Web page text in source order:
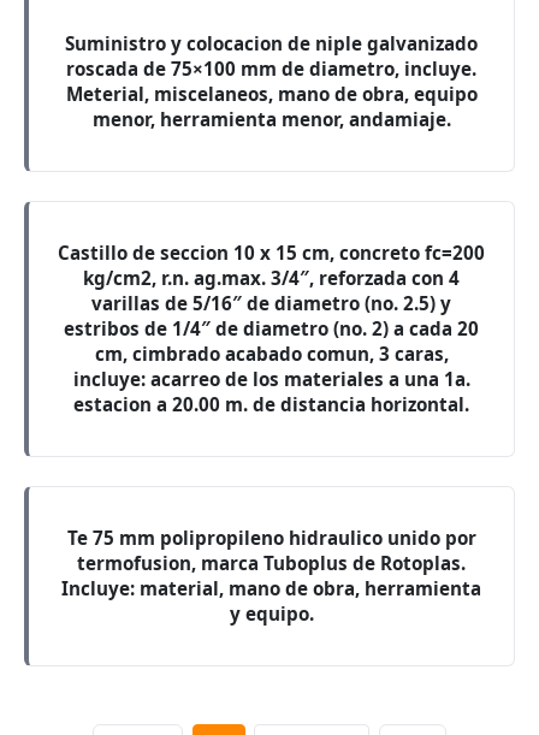
Suministro y colocacion de niple galvanizado
roscada de 75×100 mm de diametro, incluye.
Meterial, miscelaneos, mano de obra, equipo
menor, herramienta menor, andamiaje.
Castillo de seccion 10 x 15 cm, concreto fc=200
kg/cm2, r.n. ag.max. 3/4″, reforzada con 4
varillas de 5/16″ de diametro (no. 2.5) y
estribos de 1/4″ de diametro (no. 2) a cada 20
cm, cimbrado acabado comun, 3 caras,
incluye: acarreo de los materiales a una 1a.
estacion a 20.00 m. de distancia horizontal.
Te 75 mm polipropileno hidraulico unido por
termofusion, marca Tuboplus de Rotoplas.
Incluye: material, mano de obra, herramienta
y equipo.